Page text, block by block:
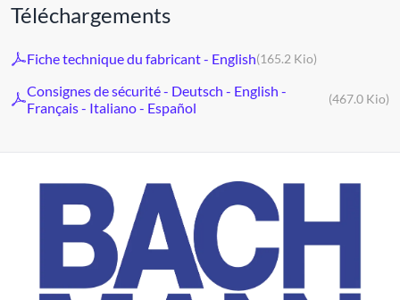
Téléchargements
Fiche technique du fabricant - English(165.2 Kio)
Consignes de sécurité - Deutsch - English -
Français - Italiano - Español
(467.0 Kio)